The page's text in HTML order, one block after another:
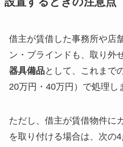
借主が賃借した事務所や店
ン・ブラインドも、取り外
器具備品として、これまで
20万円・40万円）で処理し
ただし、借主が賃借物件に
を取り付ける場合は、次の4